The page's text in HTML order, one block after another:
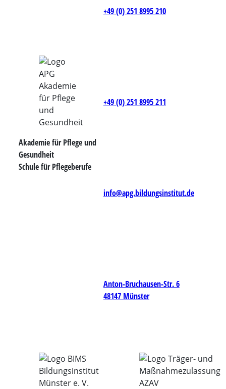
Akademie für Pflege und
Gesundheit
Schule für Pflegeberufe
+49 (0) 251 8995 210
+49 (0) 251 8995 211
info@apg.bildungsinstitut.de
Anton-Bruchausen-Str. 6
48147 Münster